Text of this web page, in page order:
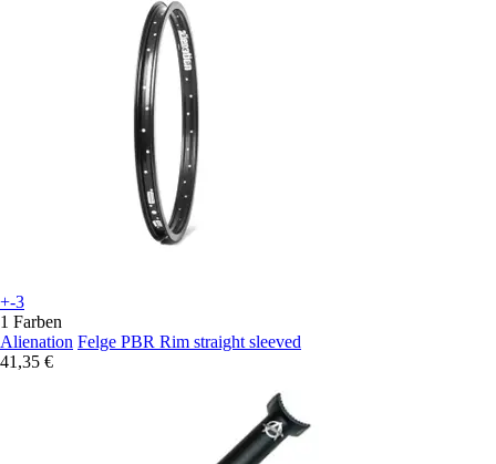
+-3
1 Farben
Alienation Felge PBR Rim straight sleeved
41,35 €